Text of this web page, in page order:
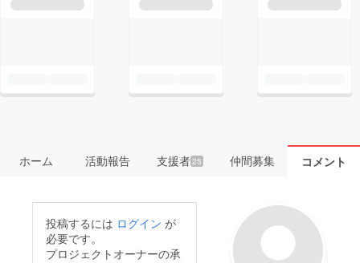
ホーム 活動報告 支援者 25 仲間募集 コメント
投稿するには ログイン が
必要です。
プロジェクトオーナーの承